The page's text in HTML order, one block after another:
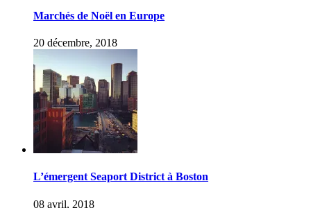
Marchés de Noël en Europe
20 décembre, 2018
L’émergent Seaport District à Boston
08 avril, 2018